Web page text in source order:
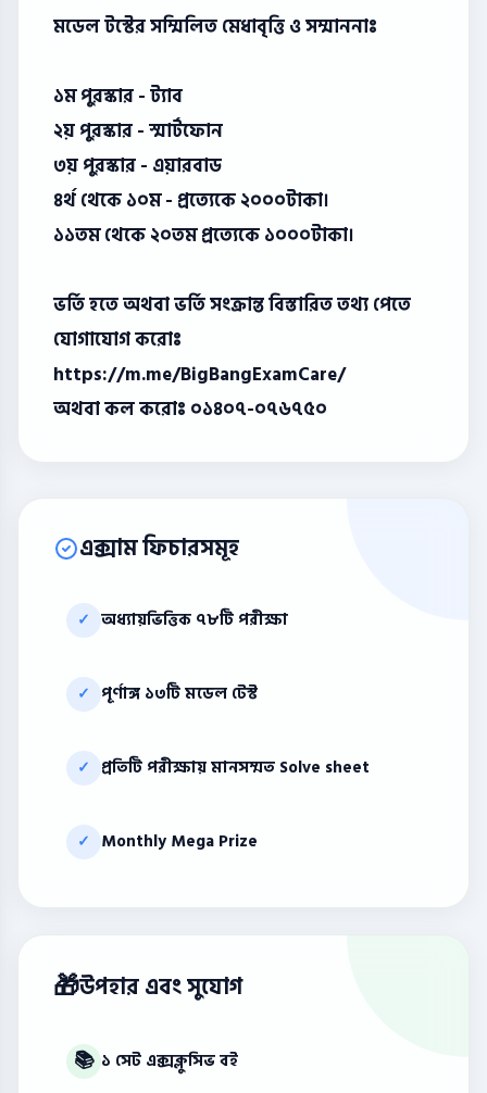
মডেল টস্টের সম্মিলিত মেধাবৃত্তি ও সম্মাননাঃ
১ম পুরস্কার - ট্যাব
২য় পুরস্কার - স্মার্টফোন
৩য় পুরস্কার - এয়ারবাড
৪র্থ থেকে ১০ম - প্রত্যেকে ২০০০টাকা।
১১তম থেকে ২০তম প্রত্যেকে ১০০০টাকা।
ভর্তি হতে অথবা ভর্তি সংক্রান্ত বিস্তারিত তথ্য পেতে
যোগাযোগ করোঃ
https://m.me/BigBangExamCare/
অথবা কল করোঃ ০১৪০৭-০৭৬৭৫০
এক্সাম ফিচারসমূহ
✓ অধ্যায়ভিত্তিক ৭৮টি পরীক্ষা
✓ পূর্ণাঙ্গ ১৩টি মডেল টেস্ট
✓ প্রতিটি পরীক্ষায় মানসম্মত Solve sheet
✓ Monthly Mega Prize
🎁উপহার এবং সুযোগ
📚 ১ সেট এক্সক্লুসিভ বই